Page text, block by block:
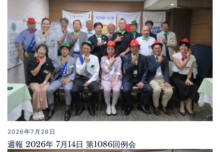
2026年7月28日
週報 2026年 7月14日 第1086回例会